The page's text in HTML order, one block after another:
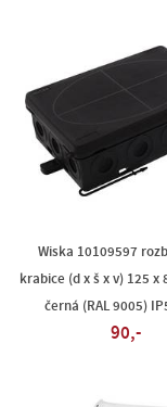
Wiska 10109597
krabice (d x š x v) 125 x
černá (RAL 9005)
90,-